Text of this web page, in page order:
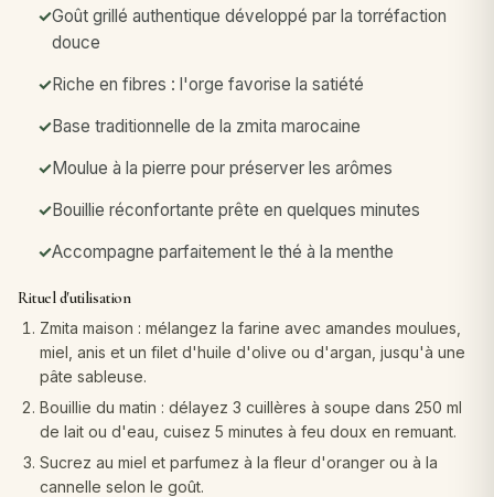
Goût grillé authentique développé par la torréfaction
douce
Riche en fibres : l'orge favorise la satiété
Base traditionnelle de la zmita marocaine
Moulue à la pierre pour préserver les arômes
Bouillie réconfortante prête en quelques minutes
Accompagne parfaitement le thé à la menthe
Rituel d'utilisation
Zmita maison : mélangez la farine avec amandes moulues,
miel, anis et un filet d'huile d'olive ou d'argan, jusqu'à une
pâte sableuse.
Bouillie du matin : délayez 3 cuillères à soupe dans 250 ml
de lait ou d'eau, cuisez 5 minutes à feu doux en remuant.
Sucrez au miel et parfumez à la fleur d'oranger ou à la
cannelle selon le goût.